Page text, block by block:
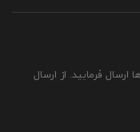
فرمایید. از ارسال